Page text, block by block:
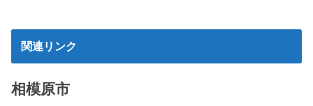
関連リンク
相模原市